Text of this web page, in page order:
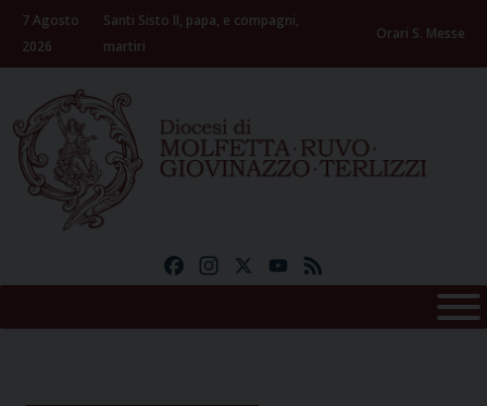
Skip
content
7 Agosto
2026
Santi Sisto II, papa, e compagni,
martiri
Orari S. Messe
FacebookInstagramYouTube